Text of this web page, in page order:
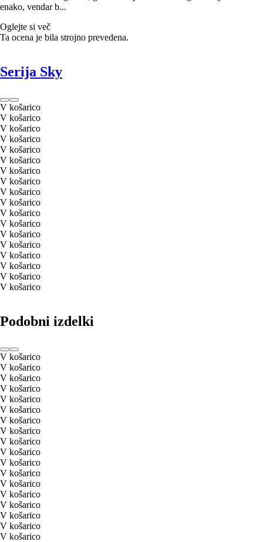
enako, vendar b...
Oglejte si več
Ta ocena je bila strojno prevedena.
Serija Sky
V košarico
V košarico
V košarico
V košarico
V košarico
V košarico
V košarico
V košarico
V košarico
V košarico
V košarico
V košarico
V košarico
V košarico
V košarico
V košarico
V košarico
V košarico
Podobni izdelki
V košarico
V košarico
V košarico
V košarico
V košarico
V košarico
V košarico
V košarico
V košarico
V košarico
V košarico
V košarico
V košarico
V košarico
V košarico
V košarico
V košarico
V košarico